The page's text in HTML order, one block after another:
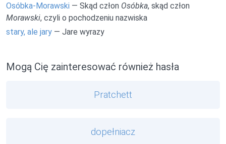
Osóbka-Morawski — Skąd człon Osóbka, skąd człon
Morawski, czyli o pochodzeniu nazwiska
stary, ale jary — Jare wyrazy
Mogą Cię zainteresować również hasła
Pratchett
dopełniacz